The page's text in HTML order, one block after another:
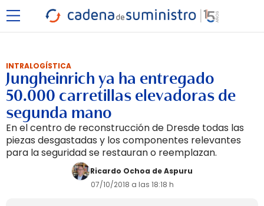
INTRALOGÍSTICA
Jungheinrich ya ha entregado
50.000 carretillas elevadoras de
segunda mano
En el centro de reconstrucción de Dresde todas las
piezas desgastadas y los componentes relevantes
para la seguridad se restauran o reemplazan.
Ricardo Ochoa de Aspuru
07/10/2018 a las 18:18 h